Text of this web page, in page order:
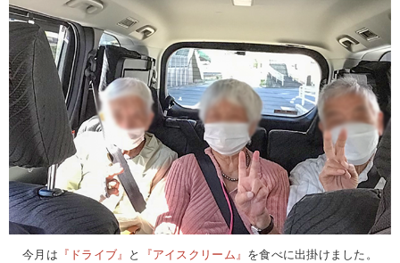
今月は 『ドライブ』 と 『アイスクリーム』 を食べに出掛けました。